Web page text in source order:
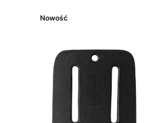
Nowość